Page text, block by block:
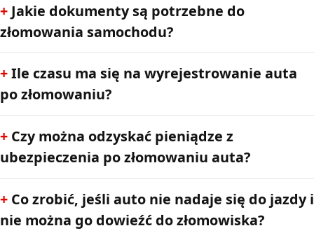
Jakie dokumenty są potrzebne do
złomowania samochodu?
Ile czasu ma się na wyrejestrowanie auta
po złomowaniu?
Czy można odzyskać pieniądze z
ubezpieczenia po złomowaniu auta?
Co zrobić, jeśli auto nie nadaje się do jazdy i
nie można go dowieźć do złomowiska?